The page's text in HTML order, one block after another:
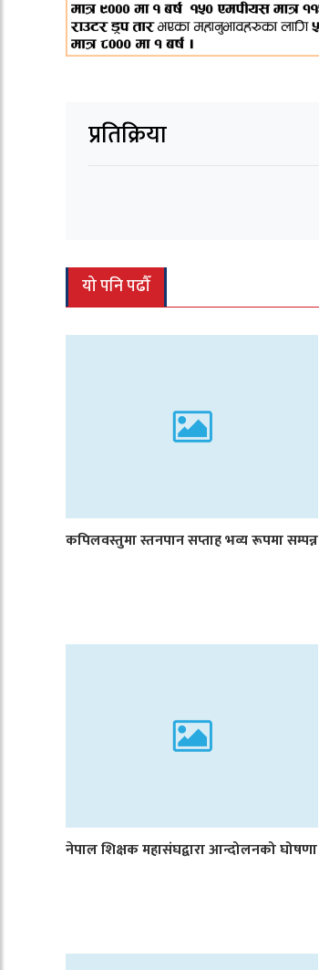
प्रतिक्रिया
यो पनि पढौँ
कपिलवस्तुमा स्तनपान सप्ताह भव्य रूपमा सम्पन्न
नेपाल शिक्षक महासंघद्वारा आन्दोलनको घोषणा